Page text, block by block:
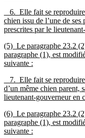
6. Elle fait se reproduire
chien issu de l’une de ses
prescrites par le
(5) Le paragraphe 23.2
paragraphe (1), est
suivante :
7. Elle fait se reproduire
d’un même chien parent,
lieutenant-gouverneur en
(6) Le paragraphe 23.2
paragraphe (1), est
suivante :